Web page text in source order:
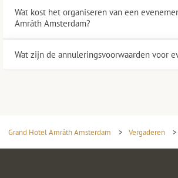
Wat kost het organiseren van een
Amrâth Amsterdam?
Wat zijn de annuleringsvoorwaarden voor
Grand Hotel Amrâth Amsterdam > Vergaderen >